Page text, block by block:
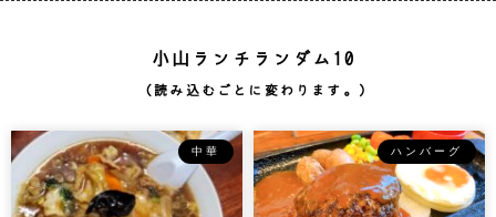
小山ランチランダム10
（読み込むごとに変わります。）
中華 ハンバーグ